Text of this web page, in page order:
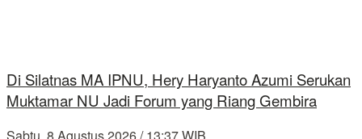
Di Silatnas MA IPNU, Hery Haryanto Azumi Serukan
Muktamar NU Jadi Forum yang Riang Gembira
Sabtu, 8 Agustus 2026 / 13:37 WIB